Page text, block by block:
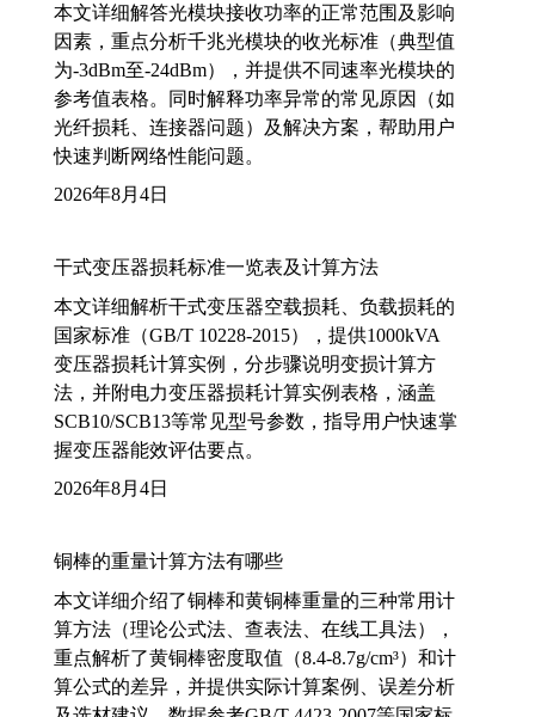
本文详细解答光模块接收功率的正常范围及影响
因素，重点分析千兆光模块的收光标准（典型值
为-3dBm至-24dBm），并提供不同速率光模块的
参考值表格。同时解释功率异常的常见原因（如
光纤损耗、连接器问题）及解决方案，帮助用户
快速判断网络性能问题。
2026年8月4日
干式变压器损耗标准一览表及计算方法
本文详细解析干式变压器空载损耗、负载损耗的
国家标准（GB/T 10228-2015），提供1000kVA
变压器损耗计算实例，分步骤说明变损计算方
法，并附电力变压器损耗计算实例表格，涵盖
SCB10/SCB13等常见型号参数，指导用户快速掌
握变压器能效评估要点。
2026年8月4日
铜棒的重量计算方法有哪些
本文详细介绍了铜棒和黄铜棒重量的三种常用计
算方法（理论公式法、查表法、在线工具法），
重点解析了黄铜棒密度取值（8.4-8.7g/cm³）和计
算公式的差异，并提供实际计算案例、误差分析